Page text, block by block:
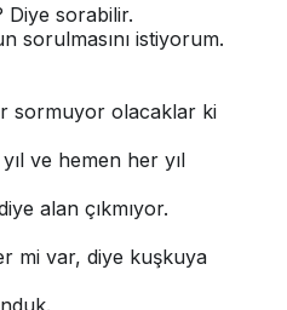
Diye sorabilir.
sorulmasını istiyorum.
sormuyor olacaklar ki
ve hemen her yıl
alan çıkmıyor.
mi var, diye kuşkuya